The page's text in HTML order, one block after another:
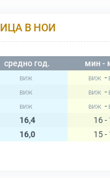
В НОИ
средно год. мин -
-
-
-
16,4 16 -
16,0 15 -